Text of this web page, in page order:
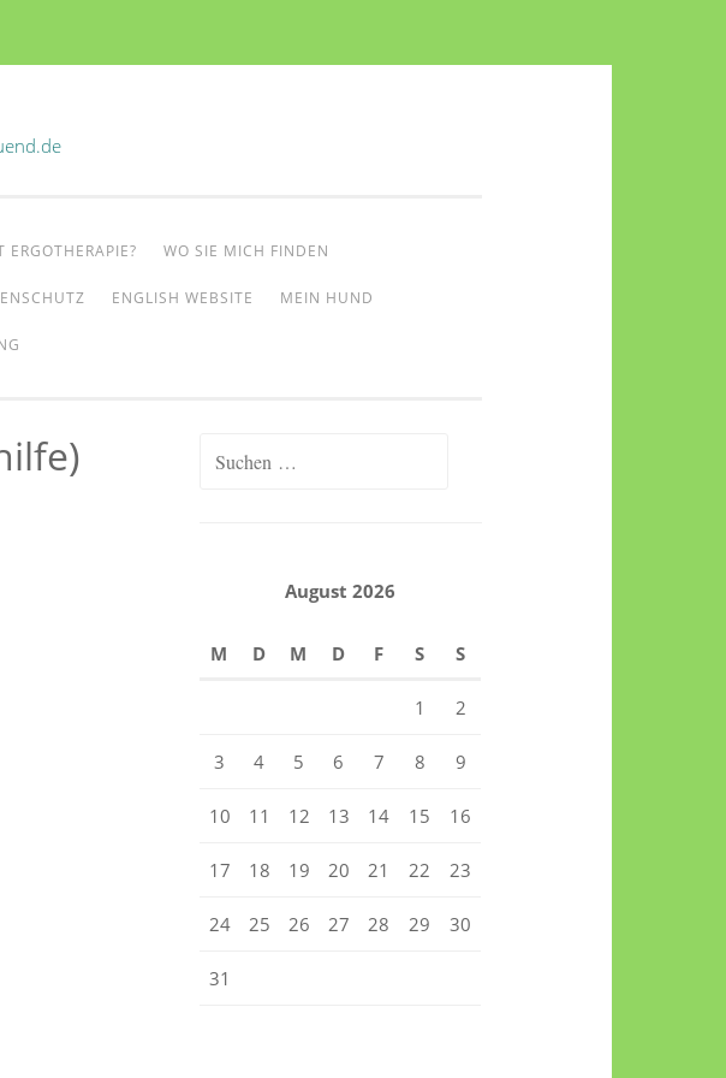
ERGOTHERAPIE? WO SIE MICH FINDEN
ENGLISH WEBSITE MEIN HUND
Suchen
August 2026
M D M D F S S
1 2
3 4 5 6 7 8 9
10 11 12 13 14 15 16
17 18 19 20 21 22 23
24 25 26 27 28 29 30
31